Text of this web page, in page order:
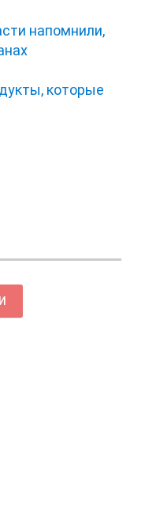
напомнили,
которые